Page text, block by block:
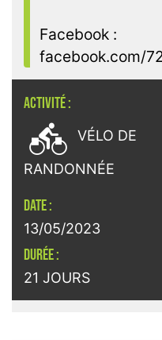
Facebook :
facebook.com/
ACTIVITÉ :
 VÉLO DE
RANDONNÉE
DATE :
13/05/2023
DURÉE :
21 JOURS